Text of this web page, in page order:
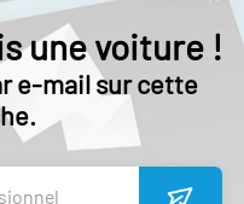
une voiture !
e-mail sur cette